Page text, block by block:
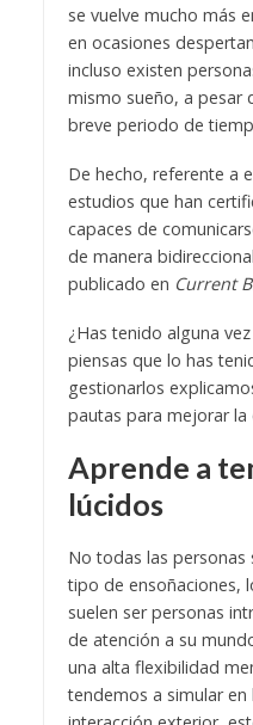
se vuelve mucho más
en ocasiones
incluso existen
mismo sueño, a pesar
breve periodo de
De hecho, referente a
estudios que han
capaces de
de manera
publicado en Current
¿Has tenido alguna
piensas que lo has
gestionarlos
pautas para mejorar la
Aprende a
lúcidos
No todas las personas
tipo de ensoñaciones,
suelen ser personas
de atención a su
una alta flexibilidad
tendemos a simular